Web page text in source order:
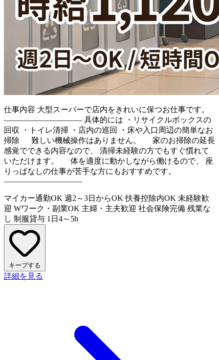
仕事内容 大型スーパーで店内をきれいに保つお仕事です。
―――――――――― 具体的には ・リサイクルボックスの
回収 ・トイレ清掃 ・店内の巡回 ・床や入口周辺の簡単なお
掃除 難しい機械操作はありません。 家のお掃除の延長
感覚でできる内容なので、 清掃未経験の方でもすぐ慣れて
いただけます。 体を適度に動かしながら働けるので、 座
りっぱなしの仕事が苦手な方にもおすすめです。
――――――――――
マイカー通勤OK 週2～3日からOK 扶養控除内OK 未経験歓
迎 Wワーク・副業OK 主婦・主夫歓迎 社会保険完備 残業な
し 制服貸与 1日4～5h
キープする
詳細を見る